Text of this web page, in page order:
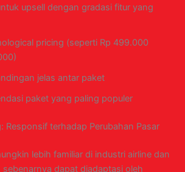
upsell dengan gradasi fitur yang
pricing (seperti Rp 499.000
jelas antar paket
paket yang paling populer
Responsif terhadap Perubahan Pasar
lebih familiar di industri airline dan
dapat diadaptasi oleh